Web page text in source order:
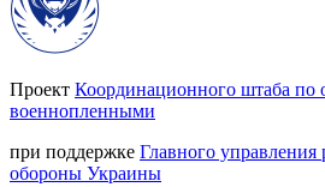
Проект Координационного штаба по
военнопленными
при поддержке Главного управления
обороны Украины